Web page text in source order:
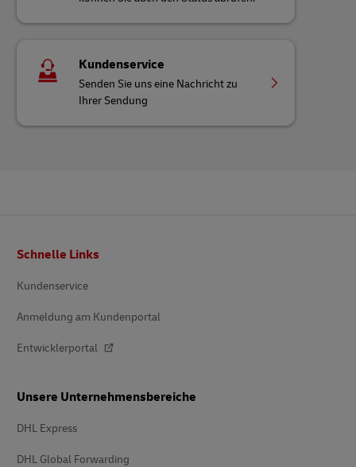
Kundenservice
Senden Sie uns eine Nachricht zu
Ihrer Sendung
Schnelle Links
Kundenservice
Anmeldung am Kundenportal
Entwicklerportal
Unsere Unternehmensbereiche
DHL Express
DHL Global Forwarding